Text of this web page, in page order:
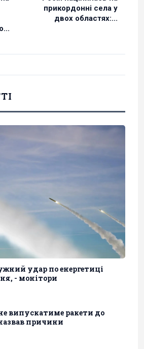
прикордонні села у
двох областях:...
удар по енергетиці
- монітори
випускатиме ракети до
причини